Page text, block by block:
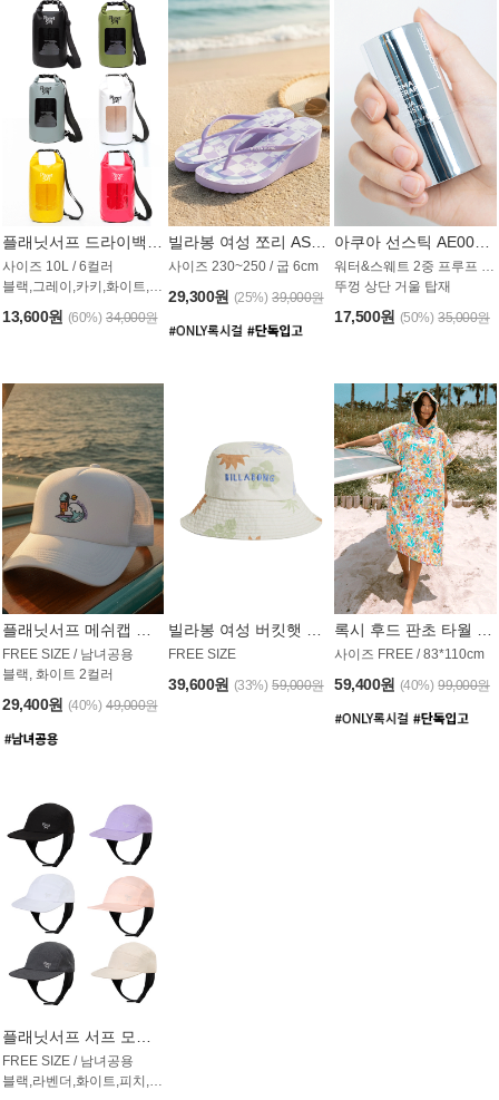
사이즈 10L / 6컬러
블랙,그레이,카키,화이트,옐로우,핑크
13,600원 (60%) 34,000원
사이즈 230~250 / 굽 6cm
29,300원 (25%) 39,000원
워터&스웨트 2중 프루프 / SPF 50+
뚜껑 상단 거울 탑재
17,500원 (50%) 35,000원
FREE SIZE / 남녀공용
블랙, 화이트 2컬러
29,400원 (40%) 49,000원
FREE SIZE
39,600원 (33%) 59,000원
사이즈 FREE / 83*110cm
59,400원 (40%) 99,000원
플래닛서프 서프 모자 UAC007PS
FREE SIZE / 남녀공용
블랙,라벤더,화이트,피치,그레이,오트밀 6컬러